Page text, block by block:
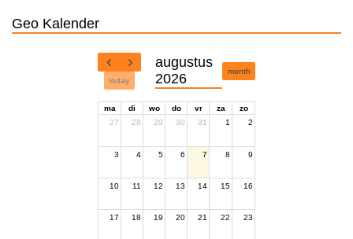
Geo Kalender
today
augustus
2026
month
ma di wo do vr za
zo
27
28 29 30 31 1 2
3 4 5 6 7 8 9
10 11 12 13 14 15 16
17 18 19 20 21 22 23